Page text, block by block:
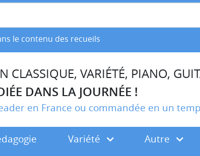
le contenu des recueils
CLASSIQUE, VARIÉTÉ, PIANO,
DANS LA JOURNÉE !
en France ou commandée en un
Variété Autre